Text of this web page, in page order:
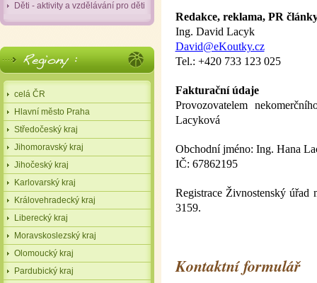
Děti - aktivity a vzdělávání pro děti
celá ČR
Hlavní město Praha
Středočeský kraj
Jihomoravský kraj
Jihočeský kraj
Karlovarský kraj
Královehradecký kraj
Liberecký kraj
Moravskoslezský kraj
Olomoucký kraj
Pardubický kraj
Redakce, reklama, PR
Ing. David Lacyk
David@eKoutky.cz
Tel.: +420 733 123 025
Fakturační údaje
Provozovatelem
Lacyková
Obchodní jméno: Ing. Hana
IČ: 67862195
Registrace Živnostenský úřad
3159.
Kontaktní formulář